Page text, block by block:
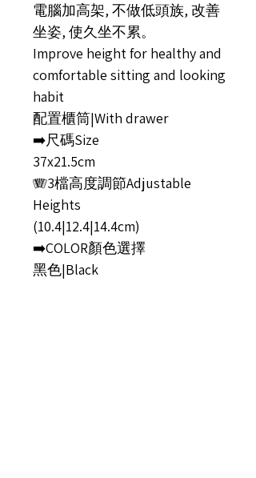
電腦加高架, 不做低頭族, 改善
坐姿, 使久坐不累。
Improve height for healthy and
comfortable sitting and looking
habit
配置櫃筒|With drawer
➡️尺碼Size
37x21.5cm
🪗3檔高度調節Adjustable
Heights
(10.4|12.4|14.4cm)
➡️COLOR顏色選擇
黑色|Black